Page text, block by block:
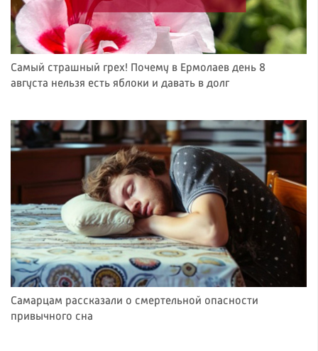
Самый страшный грех! Почему в Ермолаев день 8
августа нельзя есть яблоки и давать в долг
Самарцам рассказали о смертельной опасности
привычного сна